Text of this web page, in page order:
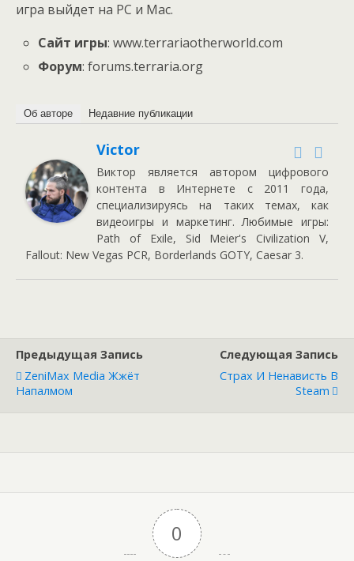
игра выйдет на PC и Mac.
Сайт игры: www.terrariaotherworld.com
Форум: forums.terraria.org
Об авторе Недавние публикации
Victor
Виктор является автором цифрового
контента в Интернете с 2011 года,
специализируясь на таких темах, как
видеоигры и маркетинг. Любимые игры:
Path of Exile, Sid Meier's Civilization V,
Fallout: New Vegas PCR, Borderlands GOTY, Caesar 3.
Предыдущая Запись
ZeniMax Media Жжёт
Напалмом
Следующая Запись
Страх И Ненависть В
Steam
0